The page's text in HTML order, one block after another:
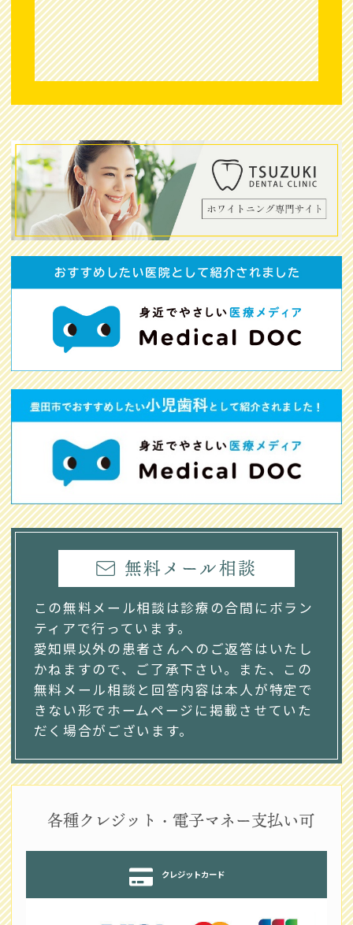
無料メール相談
この無料メール相談は診療の合間にボラン
ティアで行っています。
愛知県以外の患者さんへのご返答はいたし
かねますので、ご了承下さい。また、この
無料メール相談と回答内容は本人が特定で
きない形でホームページに掲載させていた
だく場合がございます。
各種クレジット・電子マネー支払い可
クレジットカード